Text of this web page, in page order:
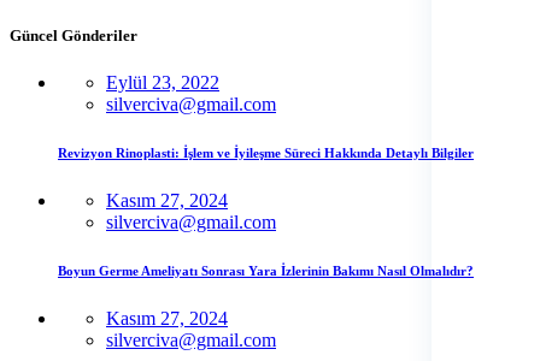
Güncel Gönderiler
Eylül 23, 2022
silverciva@gmail.com
Revizyon Rinoplasti: İşlem ve İyileşme Süreci Hakkında Detaylı Bilgiler
Kasım 27, 2024
silverciva@gmail.com
Boyun Germe Ameliyatı Sonrası Yara İzlerinin Bakımı Nasıl Olmalıdır?
Kasım 27, 2024
silverciva@gmail.com